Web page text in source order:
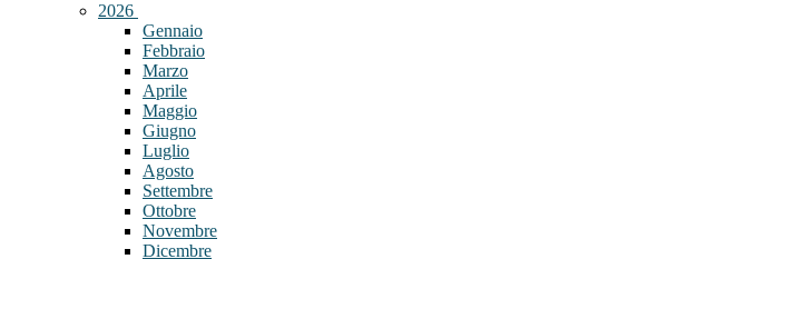
2026
Gennaio
Febbraio
Marzo
Aprile
Maggio
Giugno
Luglio
Agosto
Settembre
Ottobre
Novembre
Dicembre